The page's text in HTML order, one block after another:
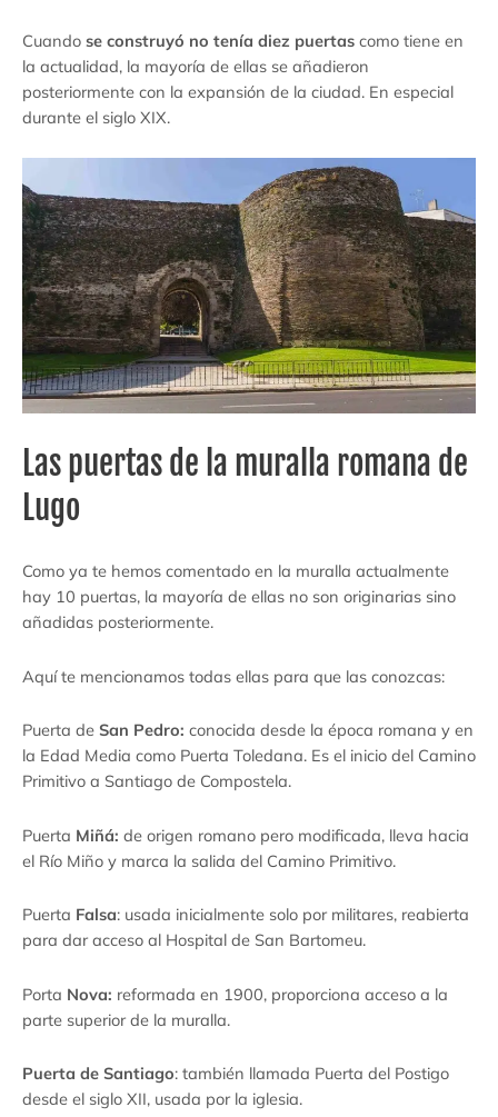
Cuando se construyó no tenía diez puertas como tiene en
la actualidad, la mayoría de ellas se añadieron
posteriormente con la expansión de la ciudad. En especial
durante el siglo XIX.
Las puertas de la muralla romana de
Lugo
Como ya te hemos comentado en la muralla actualmente
hay 10 puertas, la mayoría de ellas no son originarias sino
añadidas posteriormente.
Aquí te mencionamos todas ellas para que las conozcas:
Puerta de San Pedro: conocida desde la época romana y en
la Edad Media como Puerta Toledana. Es el inicio del Camino
Primitivo a Santiago de Compostela.
Puerta Miñá: de origen romano pero modificada, lleva hacia
el Río Miño y marca la salida del Camino Primitivo.
Puerta Falsa: usada inicialmente solo por militares, reabierta
para dar acceso al Hospital de San Bartomeu.
Porta Nova: reformada en 1900, proporciona acceso a la
parte superior de la muralla.
Puerta de Santiago: también llamada Puerta del Postigo
desde el siglo XII, usada por la iglesia.